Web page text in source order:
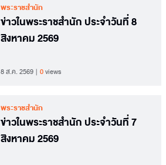
พระราชสำนัก
ข่าวในพระราชสำนัก ประจำวันที่ 8
สิงหาคม 2569
8 ส.ค. 2569 0views
พระราชสำนัก
ข่าวในพระราชสำนัก ประจำวันที่ 7
สิงหาคม 2569